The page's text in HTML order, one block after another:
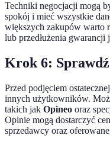
Techniki negocjacji mogą
spokój i mieć wszystkie
większych zakupów warto
lub przedłużenia
Krok 6:
Przed podjęciem
innych użytkowników.
takich jak Opineo oraz
Opinie mogą dostarczyć
sprzedawcy oraz